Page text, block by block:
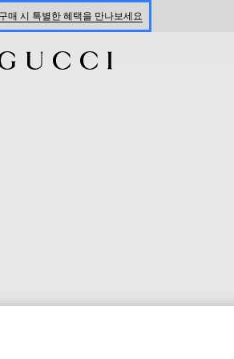
매 시 특별한 혜택을 만나보세요